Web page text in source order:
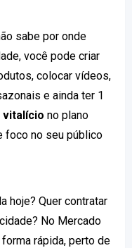
sabe por onde
você pode criar
colocar vídeos,
e ainda ter 1
vitalício no plano
foco no seu público
hoje? Quer contratar
No Mercado
rápida, perto de